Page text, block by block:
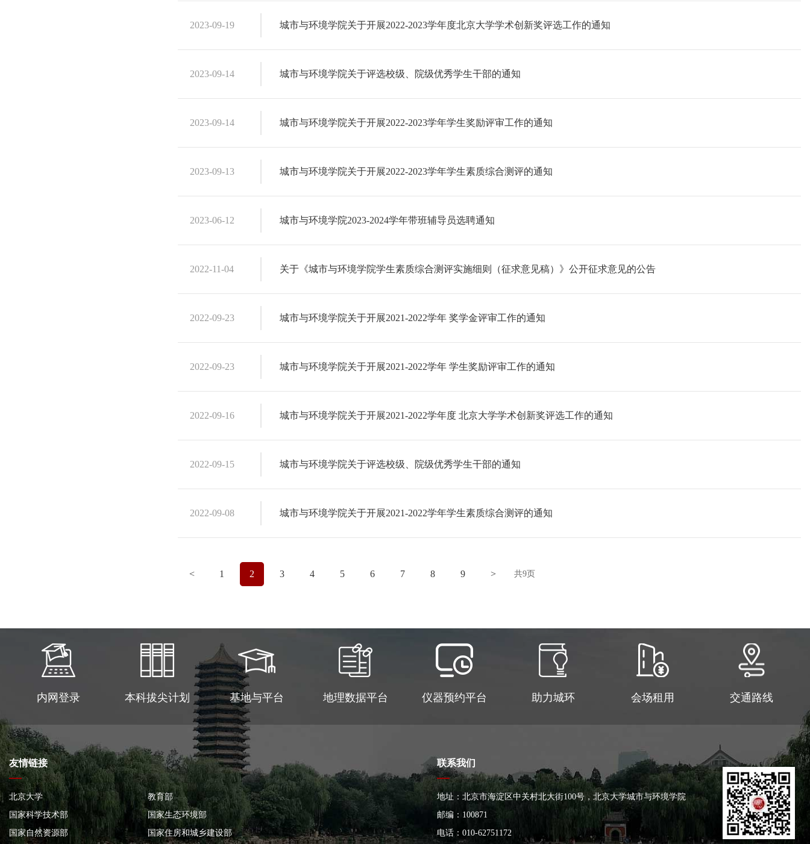
2023-09-19 城市与环境学院关于开展2022-2023学年度北京大学学术创新奖评选工作的通知
2023-09-14 城市与环境学院关于评选校级、院级优秀学生干部的通知
2023-09-14 城市与环境学院关于开展2022-2023学年学生奖励评审工作的通知
2023-09-13 城市与环境学院关于开展2022-2023学年学生素质综合测评的通知
2023-06-12 城市与环境学院2023-2024学年带班辅导员选聘通知
2022-11-04 关于《城市与环境学院学生素质综合测评实施细则（征求意见稿）》公开征求意见的公告
2022-09-23 城市与环境学院关于开展2021-2022学年 奖学金评审工作的通知
2022-09-23 城市与环境学院关于开展2021-2022学年 学生奖励评审工作的通知
2022-09-16 城市与环境学院关于开展2021-2022学年度 北京大学学术创新奖评选工作的通知
2022-09-15 城市与环境学院关于评选校级、院级优秀学生干部的通知
2022-09-08 城市与环境学院关于开展2021-2022学年学生素质综合测评的通知
< 1 2 3 4 5 6 7 8 9 > 共9页
内网登录 本科拔尖计划 基地与平台 地理数据平台 仪器预约平台 助力城环 会场租用 交通路线
友情链接
北京大学
教育部
国家科学技术部
国家生态环境部
国家自然资源部
国家住房和城乡建设部
联系我们
地址：北京市海淀区中关村北大街100号，北京大学城市与环境学院
大楼
邮编：100871
电话：010-62751172